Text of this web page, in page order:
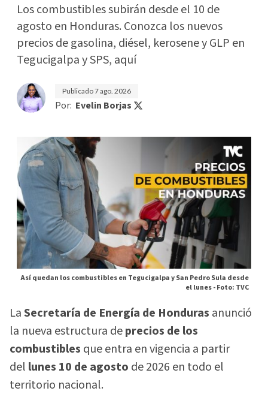
Los combustibles subirán desde el 10 de
agosto en Honduras. Conozca los nuevos
precios de gasolina, diésel, kerosene y GLP en
Tegucigalpa y SPS, aquí
Publicado7 ago. 2026
Por: Evelin Borjas
Así quedan los combustibles en Tegucigalpa y San Pedro Sula desde
el lunes -Foto: TVC
LaSecretaría de Energía de Honduras anunció
la nueva estructura deprecios de los
combustibles que entra en vigencia a partir
del lunes 10 de agosto de 2026 en todo el
territorio nacional.